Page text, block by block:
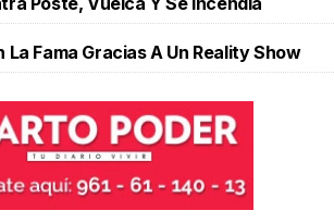
La Fama Gracias A Un Reality Show